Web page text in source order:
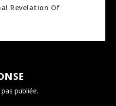
Revelation Of
publiée.